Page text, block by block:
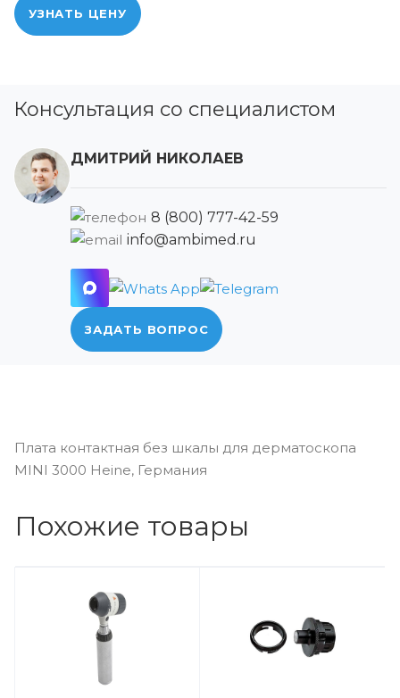
УЗНАТЬ ЦЕНУ
Консультация со специалистом
ДМИТРИЙ НИКОЛАЕВ
8 (800) 777-42-59
info@ambimed.ru
ЗАДАТЬ ВОПРОС
Плата контактная без шкалы для дерматоскопа
MINI 3000 Heine, Германия
Похожие товары